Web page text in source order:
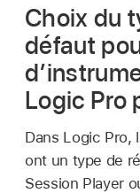
Choix du
défaut
Logic Pro
Dans Logic Pro,
ont un type de
Session Player